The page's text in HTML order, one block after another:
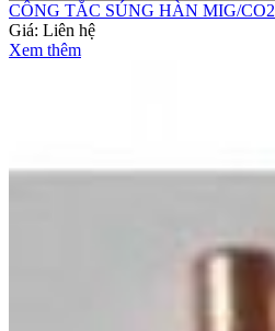
CÔNG TẮC SÚNG HÀN MIG/CO2
Giá: Liên hệ
Xem thêm